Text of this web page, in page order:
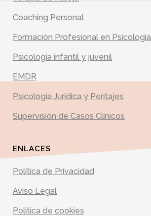
Coaching Personal
Formación Profesional en Psicología
Psicología infantil y juvenil
EMDR
Psicología Jurídica y Peritajes
Supervisión de Casos Clínicos
ENLACES
Política de Privacidad
Aviso Legal
Política de cookies